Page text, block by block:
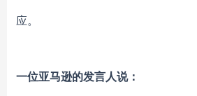
应。
一位亚马逊的发言人说：